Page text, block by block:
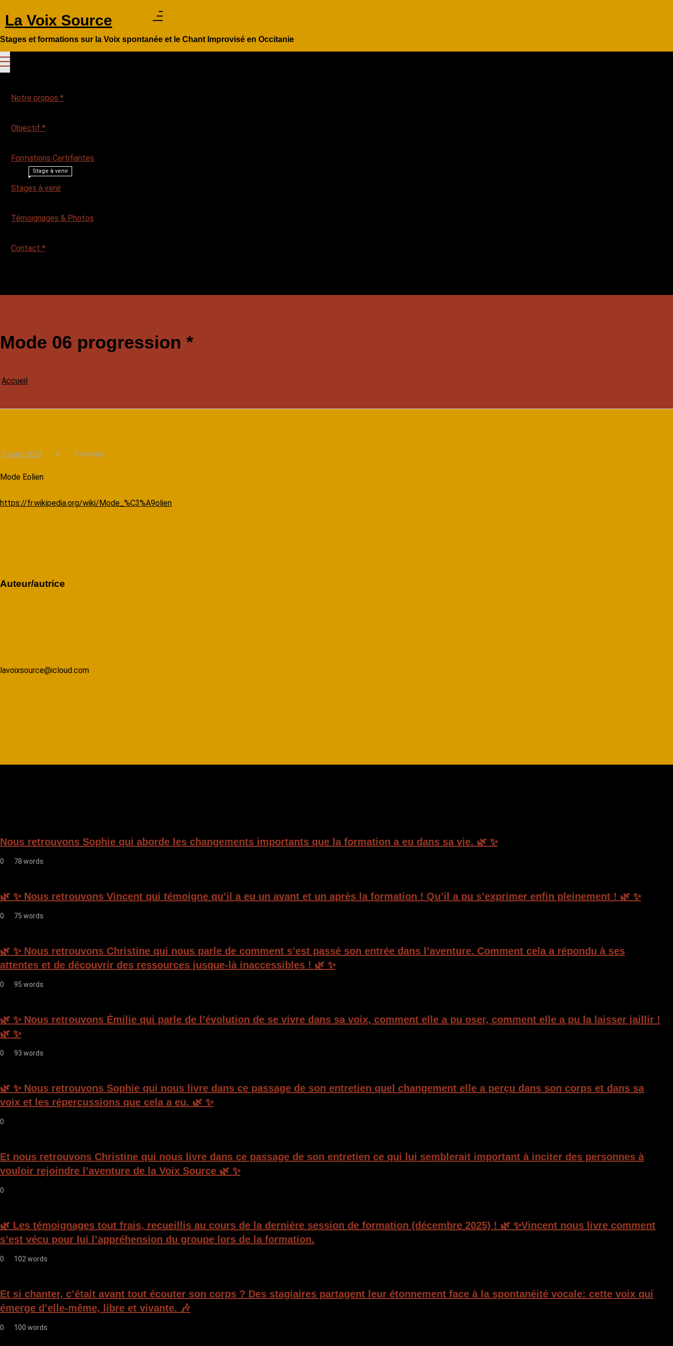
au
contenu
La Voix Source
Stages et formations sur la Voix spontanée et le Chant Improvisé en Occitanie
Notre propos *
Objectif *
Formations Certifiantes
Stages à venir
Stage à venir
Témoignages & Photos
Contact *
Mode 06 progression *
Accueil
2 juillet 2023 0 11 words
Mode Eolien
https://fr.wikipedia.org/wiki/Mode_%C3%A9olien
Auteur/autrice
lavoixsource@icloud.com
Nous retrouvons Sophie qui aborde les changements importants que la formation a eu dans sa vie. 🌿 ✨
0 78 words
🌿 ✨ Nous retrouvons Vincent qui témoigne qu’il a eu un avant et un après la formation ! Qu’il a pu s’exprimer enfin pleinement ! 🌿 ✨
0 75 words
🌿 ✨ Nous retrouvons Christine qui nous parle de comment s’est passé son entrée dans l’aventure. Comment cela a répondu à ses
attentes et de découvrir des ressources jusque-là inaccessibles ! 🌿 ✨
0 95 words
🌿 ✨ Nous retrouvons Émilie qui parle de l’évolution de se vivre dans sa voix, comment elle a pu oser, comment elle a pu la laisser jaillir !
🌿 ✨
0 93 words
🌿 ✨ Nous retrouvons Sophie qui nous livre dans ce passage de son entretien quel changement elle a perçu dans son corps et dans sa
voix et les répercussions que cela a eu. 🌿 ✨
0
Et nous retrouvons Christine qui nous livre dans ce passage de son entretien ce qui lui semblerait important à inciter des personnes à
vouloir rejoindre l’aventure de la Voix Source 🌿 ✨
0
🌿 Les témoignages tout frais, recueillis au cours de la dernière session de formation (décembre 2025) ! 🌿 ✨Vincent nous livre comment
s’est vécu pour lui l’appréhension du groupe lors de la formation.
0 102 words
Et si chanter, c’était avant tout écouter son corps ? Des stagiaires partagent leur étonnement face à la spontanéité vocale: cette voix qui
émerge d’elle-même, libre et vivante. 🎶
0 100 words